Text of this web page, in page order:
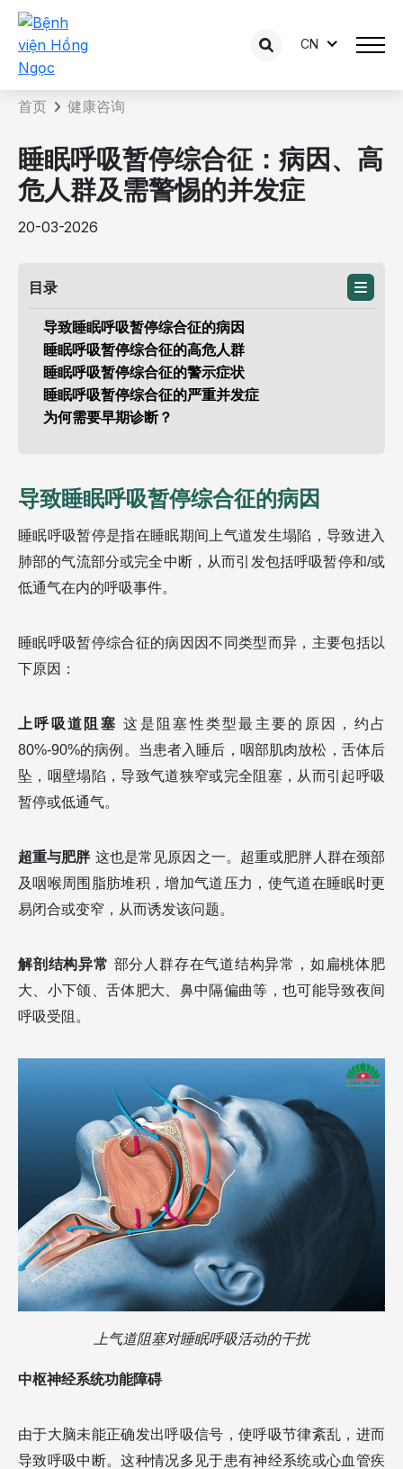
CN
咨询内容详情
首页 健康咨询
睡眠呼吸暂停综合征：病因、高
危人群及需警惕的并发症
20-03-2026
目录
导致睡眠呼吸暂停综合征的病因
睡眠呼吸暂停综合征的高危人群
睡眠呼吸暂停综合征的警示症状
睡眠呼吸暂停综合征的严重并发症
为何需要早期诊断？
导致睡眠呼吸暂停综合征的病因
睡眠呼吸暂停是指在睡眠期间上气道发生塌陷，导致进入
肺部的气流部分或完全中断，从而引发包括呼吸暂停和/或
低通气在内的呼吸事件。
睡眠呼吸暂停综合征的病因因不同类型而异，主要包括以
下原因：
上呼吸道阻塞 这是阻塞性类型最主要的原因，约占
80%-90%的病例。当患者入睡后，咽部肌肉放松，舌体后
坠，咽壁塌陷，导致气道狭窄或完全阻塞，从而引起呼吸
暂停或低通气。
超重与肥胖 这也是常见原因之一。超重或肥胖人群在颈部
及咽喉周围脂肪堆积，增加气道压力，使气道在睡眠时更
易闭合或变窄，从而诱发该问题。
解剖结构异常 部分人群存在气道结构异常，如扁桃体肥
大、小下颌、舌体肥大、鼻中隔偏曲等，也可能导致夜间
呼吸受阻。
上气道阻塞对睡眠呼吸活动的干扰
中枢神经系统功能障碍
由于大脑未能正确发出呼吸信号，使呼吸节律紊乱，进而
导致呼吸中断。这种情况多见于患有神经系统或心血管疾